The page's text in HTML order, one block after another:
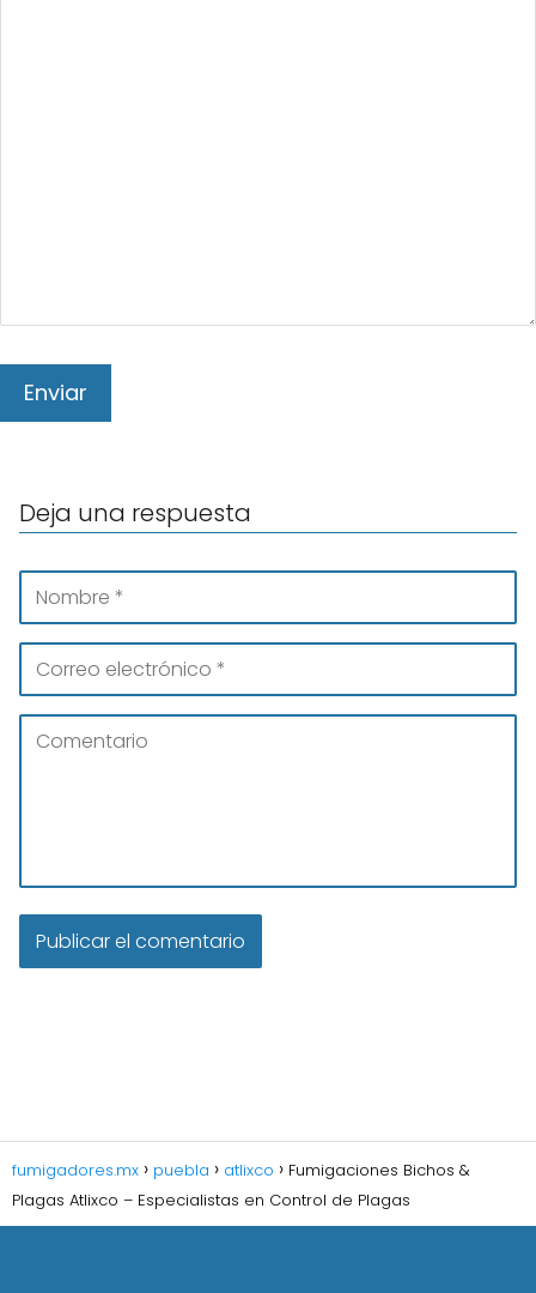
Deja una respuesta
fumigadores.mx puebla atlixco
Fumigaciones Bichos &
Plagas Atlixco – Especialistas en Control de Plagas